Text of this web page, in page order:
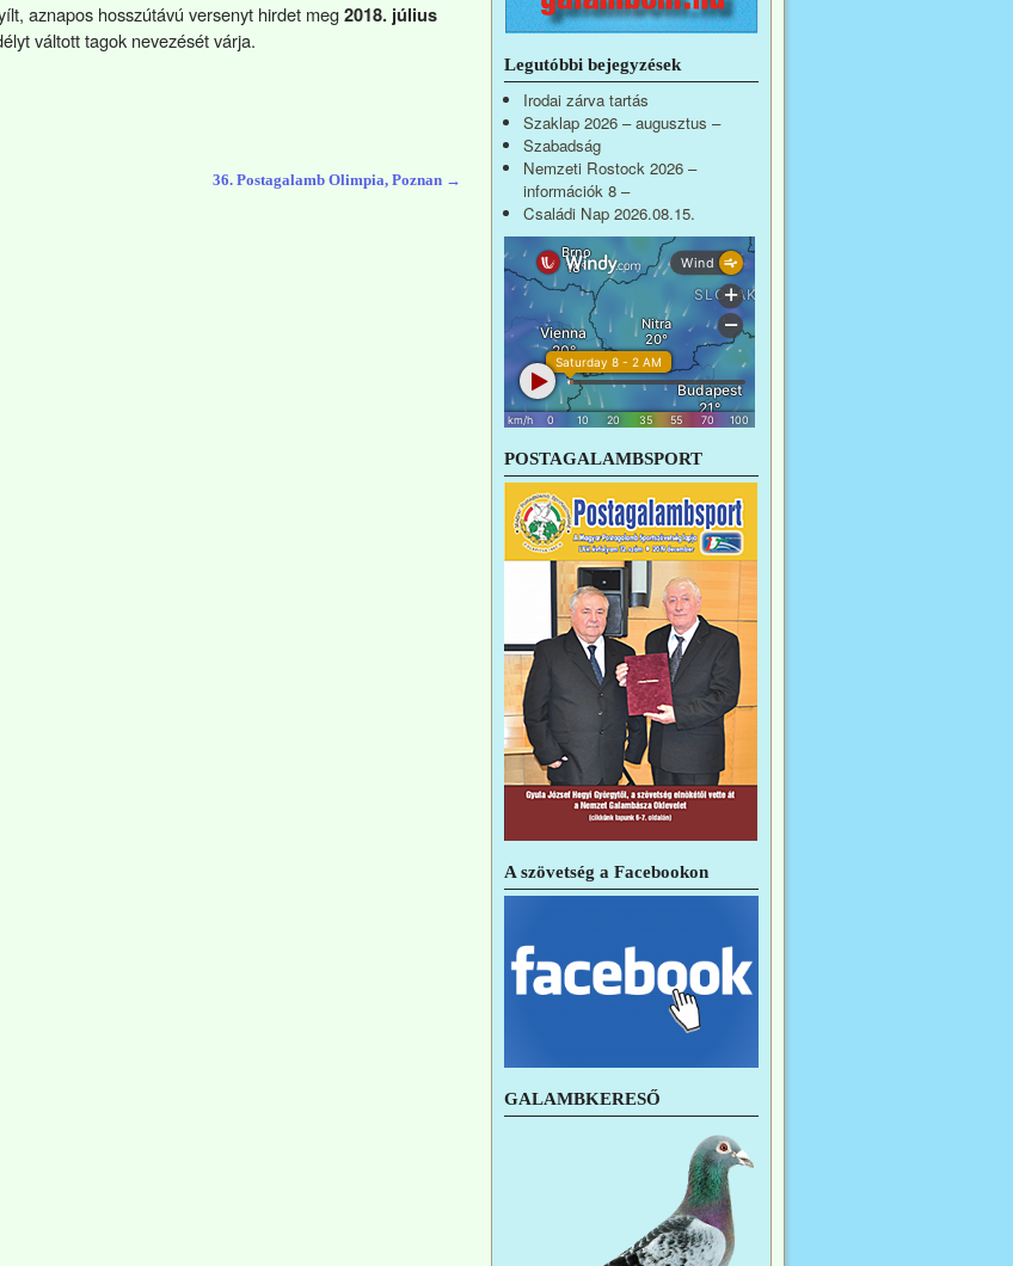
aznapos hosszútávú versenyt hirdet meg 2018. július
váltott tagok nevezését várja.
36. Postagalamb Olimpia, Poznan →
Legutóbbi bejegyzések
Irodai zárva tartás
Szaklap 2026 – augusztus –
Szabadság
Nemzeti Rostock 2026 –
információk 8 –
Családi Nap 2026.08.15.
POSTAGALAMBSPORT
A szövetség a Facebookon
GALAMBKERESŐ